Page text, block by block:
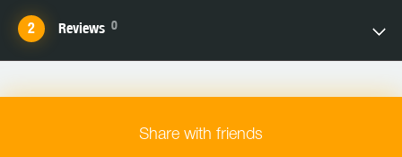
Reviews 0
Share with friends